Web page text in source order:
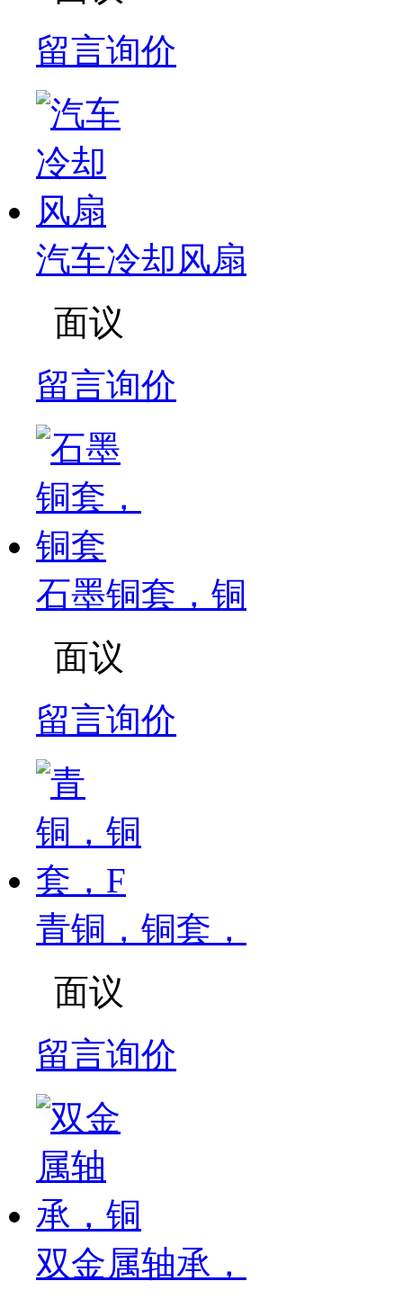
留言询价
汽车冷却风扇
面议
留言询价
石墨铜套，铜
面议
留言询价
青铜，铜套，
面议
留言询价
双金属轴承，